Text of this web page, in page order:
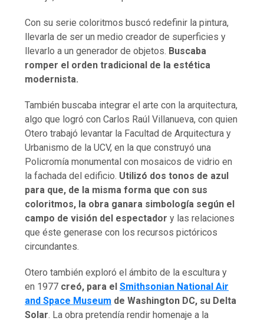
Con su serie coloritmos buscó redefinir la pintura,
llevarla de ser un medio creador de superficies y
llevarlo a un generador de objetos. Buscaba
romper el orden tradicional de la estética
modernista.
También buscaba integrar el arte con la arquitectura,
algo que logró con Carlos Raúl Villanueva, con quien
Otero trabajó levantar la Facultad de Arquitectura y
Urbanismo de la UCV, en la que construyó una
Policromía monumental con mosaicos de vidrio en
la fachada del edificio. Utilizó dos tonos de azul
para que, de la misma forma que con sus
coloritmos, la obra ganara simbología según el
campo de visión del espectador y las relaciones
que éste generase con los recursos pictóricos
circundantes.
Otero también exploró el ámbito de la escultura y
en 1977 creó, para elSmithsonian National Air
and Space Museum de Washington DC, su Delta
Solar. La obra pretendía rendir homenaje a la